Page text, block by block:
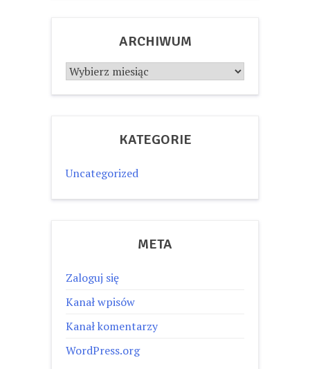
ARCHIWUM
Archiwum
KATEGORIE
Uncategorized
META
Zaloguj się
Kanał wpisów
Kanał komentarzy
WordPress.org